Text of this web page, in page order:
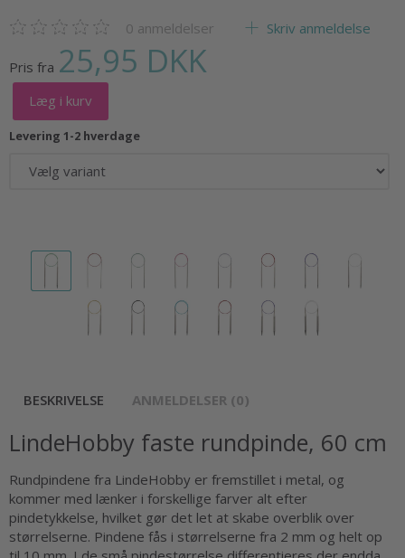
0 anmeldelser Skriv anmeldelse
Pris fra 25,95 DKK
Læg i kurv
Levering 1-2 hverdage
BESKRIVELSE ANMELDELSER (0)
LindeHobby faste rundpinde, 60 cm
Rundpindene fra LindeHobby er fremstillet i metal, og
kommer med lænker i forskellige farver alt efter
pindetykkelse, hvilket gør det let at skabe overblik over
størrelserne. Pindene fås i størrelserne fra 2 mm og helt op